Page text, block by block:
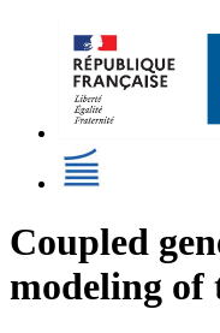
Coupled
modeling of